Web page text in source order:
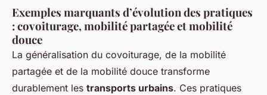
Exemples marquants d’évolution des pratiques
: covoiturage, mobilité partagée et mobilité
douce
La généralisation du covoiturage, de la mobilité
partagée et de la mobilité douce transforme
durablement les transports urbains. Ces pratiques